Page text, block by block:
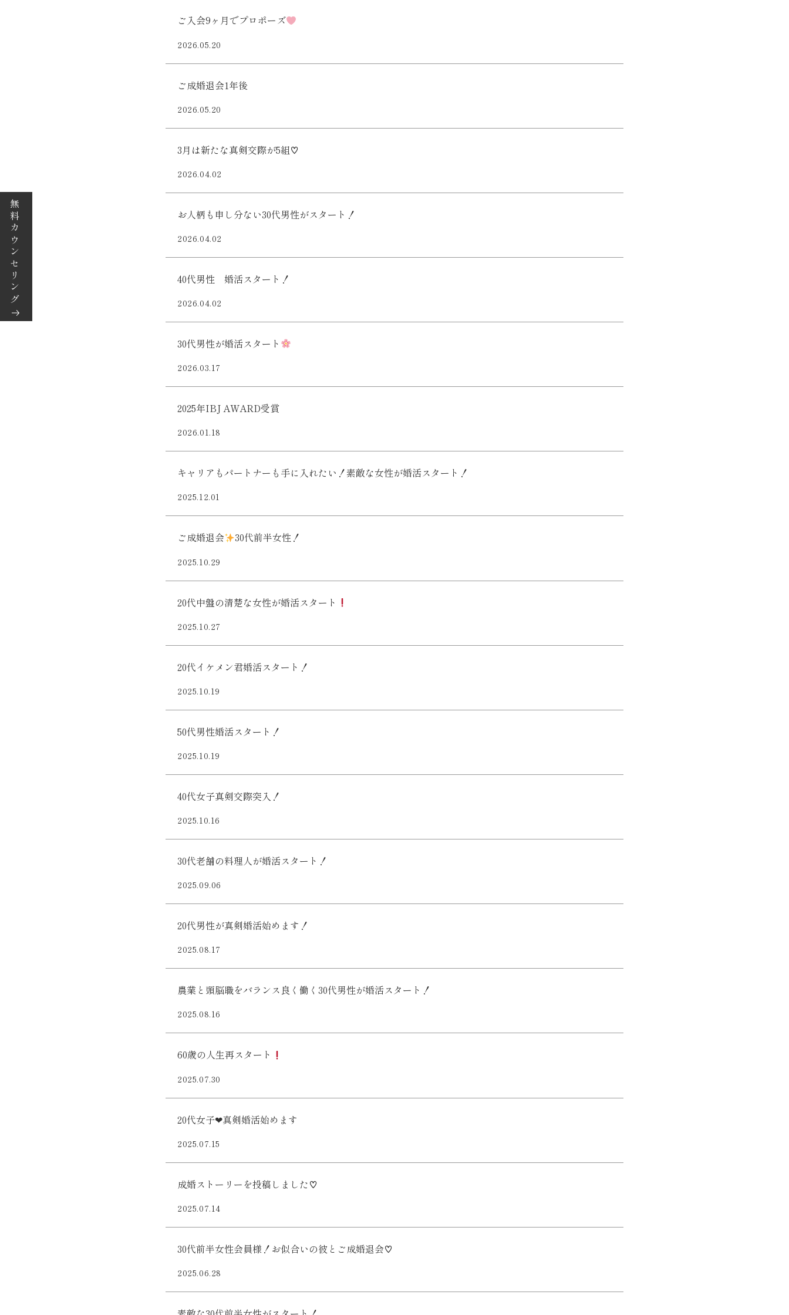
無料カウンセリング
ご入会9ヶ月でプロポーズ
2026.05.20
ご成婚退会1年後
2026.05.20
3月は新たな真剣交際が5組♡
2026.04.02
お人柄も申し分ない30代男性がスタート！
2026.04.02
40代男性 婚活スタート！
2026.04.02
30代男性が婚活スタート
2026.03.17
2025年IBJ AWARD受賞
2026.01.18
キャリアもパートナーも手に入れたい！素敵な女性が婚活スタート！
2025.12.01
ご成婚退会 30代前半女性！
2025.10.29
20代中盤の清楚な女性が婚活スタート
2025.10.27
20代イケメン君婚活スタート！
2025.10.19
50代男性婚活スタート！
2025.10.19
40代女子真剣交際突入！
2025.10.16
30代老舗の料理人が婚活スタート！
2025.09.06
20代男性が真剣婚活始めます！
2025.08.17
農業と頭脳職をバランス良く働く30代男性が婚活スタート！
2025.08.16
60歳の人生再スタート
2025.07.30
20代女子❤︎真剣婚活始めます
2025.07.15
成婚ストーリーを投稿しました♡
2025.07.14
30代前半女性会員様！お似合いの彼とご成婚退会♡
2025.06.28